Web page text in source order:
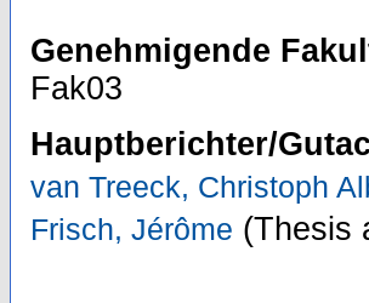
Genehmigende
Fak03
Hauptberichter/
van Treeck, Christoph
Frisch, Jérôme (Thesis